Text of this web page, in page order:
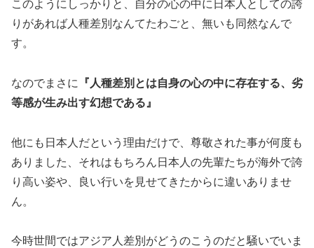
このようにしっかりと、自分の心の中に日本人としての誇
りがあれば人種差別なんてたわごと、無いも同然なんで
す。
なのでまさに
『人種差別とは自身の心の中に存在する、劣
等感が生み出す幻想である』
他にも日本人だという理由だけで、尊敬された事が何度も
ありました、それはもちろん日本人の先輩たちが海外で誇
り高い姿や、良い行いを見せてきたからに違いありませ
ん。
今時世間ではアジア人差別がどうのこうのだと騒いでいま